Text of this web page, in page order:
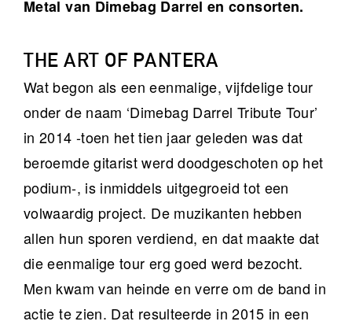
Metal van Dimebag Darrel en consorten.
THE ART OF PANTERA
Wat begon als een eenmalige, vijfdelige tour
onder de naam ‘Dimebag Darrel Tribute Tour’
in 2014 -toen het tien jaar geleden was dat
beroemde gitarist werd doodgeschoten op het
podium-, is inmiddels uitgegroeid tot een
volwaardig project. De muzikanten hebben
allen hun sporen verdiend, en dat maakte dat
die eenmalige tour erg goed werd bezocht.
Men kwam van heinde en verre om de band in
actie te zien. Dat resulteerde in 2015 in een